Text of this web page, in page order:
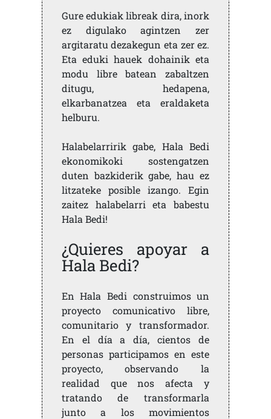
Gure edukiak libreak dira, inork
ez digulako agintzen zer
argitaratu dezakegun eta zer ez.
Eta eduki hauek dohainik eta
modu libre batean zabaltzen
ditugu, hedapena,
elkarbanatzea eta eraldaketa
helburu.
Halabelarririk gabe, Hala Bedi
ekonomikoki sostengatzen
duten bazkiderik gabe, hau ez
litzateke posible izango. Egin
zaitez halabelarri eta babestu
Hala Bedi!
¿Quieres apoyar a
Hala Bedi?
En Hala Bedi construimos un
proyecto comunicativo libre,
comunitario y transformador.
En el día a día, cientos de
personas participamos en este
proyecto, observando la
realidad que nos afecta y
tratando de transformarla
junto a los movimientos